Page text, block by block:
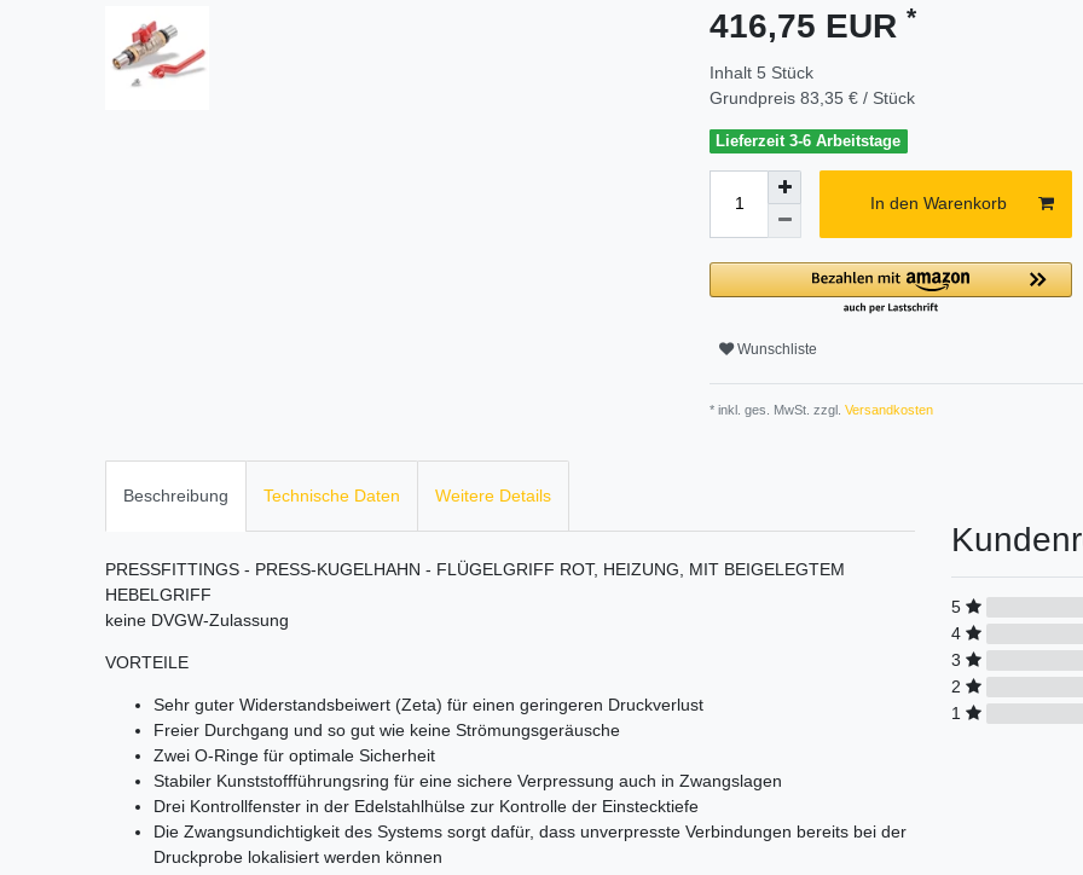
416,75 EUR *
Inhalt 5 Stück
Grundpreis 83,35 € / Stück
Lieferzeit 3-6 Arbeitstage
In den Warenkorb
Wunschliste
* inkl. ges. MwSt. zzgl. Versandkosten
Beschreibung Technische Daten Weitere Details
PRESSFITTINGS - PRESS-KUGELHAHN - FLÜGELGRIFF ROT, HEIZUNG, MIT BEIGELEGTEM
HEBELGRIFF
keine DVGW-Zulassung
VORTEILE
Sehr guter Widerstandsbeiwert (Zeta) für einen geringeren Druckverlust
Freier Durchgang und so gut wie keine Strömungsgeräusche
Zwei O-Ringe für optimale Sicherheit
Stabiler Kunststoffführungsring für eine sichere Verpressung auch in Zwangslagen
Drei Kontrollfenster in der Edelstahlhülse zur Kontrolle der Einstecktiefe
Die Zwangsundichtigkeit des Systems sorgt dafür, dass unverpresste Verbindungen bereits bei der
Druckprobe lokalisiert werden können
5
4
3
2
1